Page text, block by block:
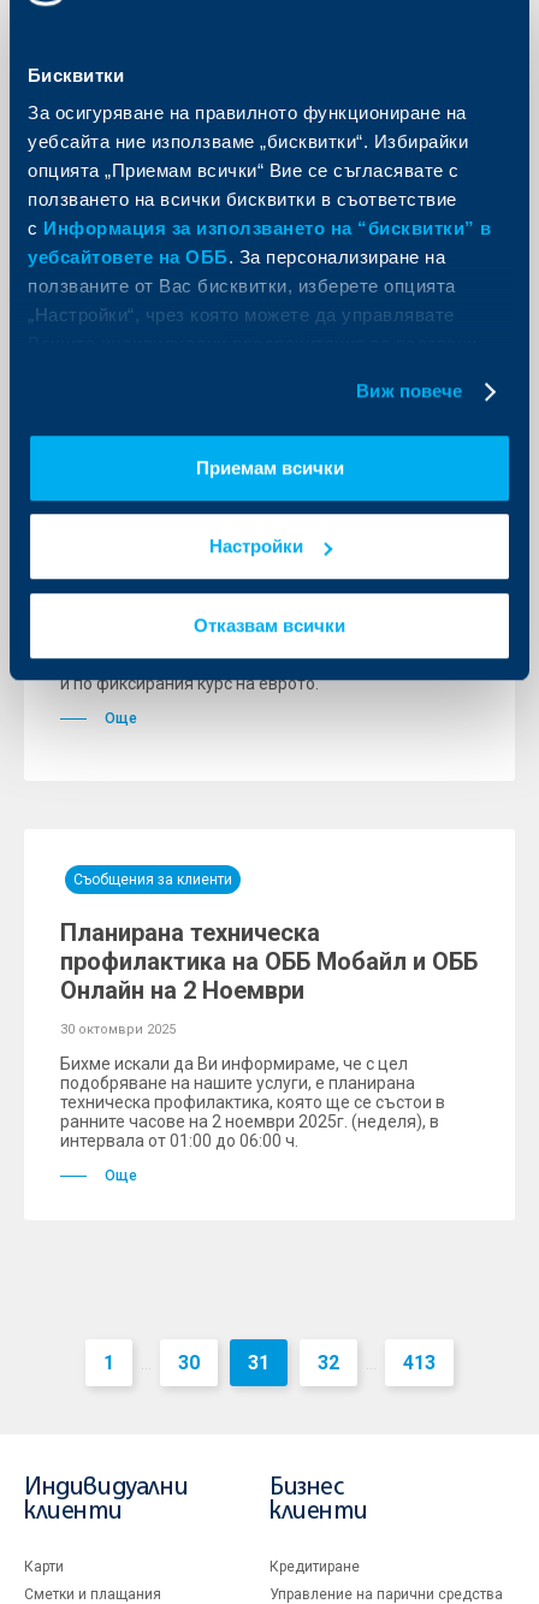
Бисквитки
За осигуряване на правилното функциониране на
уебсайта ние използваме „бисквитки“. Избирайки
опцията „Приемам всички“ Вие се съгласявате с
ползването на всички бисквитки в съответствие
с Информация за използването на “бисквитки” в
уебсайтовете на ОББ. За персонализиране на
ползваните от Вас бисквитки, изберете опцията
„Настройки“, чрез която можете да управлявате
Виж повече
Приемам всички
Настройки
Отказвам всички
Съобщения за клиенти
Без такси за внасяне на левове за
физически лица в ОББ до края на
годината
Обединена българска банка (ОББ), част от KBC
личните сметки на физически лица до края на 2025
банкноти в евро. На първи януари 2026 г.
сметки ще се превалутират автоматично, без такса
и по фиксирания курс на еврото.
Още
Съобщения за клиенти
Планирана техническа
профилактика на ОББ Мобайл и ОББ
Онлайн на 2 Ноември
30 октомври 2025
Бихме искали да Ви информираме, че с цел
подобряване на нашите услуги, е планирана
техническа профилактика, която ще се състои в
ранните часове на 2 ноември 2025г. (неделя), в
интервала от 01:00 до 06:00 ч.
Още
1 ... 30 31 32 ... 413
Индивидуални
клиенти
Карти
Сметки и плащания
Бизнес
клиенти
Кредитиране
Управление на парични средства